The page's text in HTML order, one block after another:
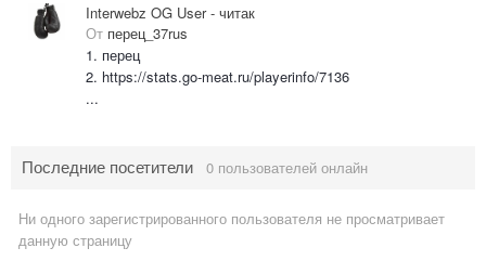
Interwebz OG User - читак
От перец_37rus
1. перец
2. https://stats.go-meat.ru/playerinfo/7136
...
Последние посетители 0 пользователей онлайн
Ни одного зарегистрированного пользователя не просматривает
данную страницу